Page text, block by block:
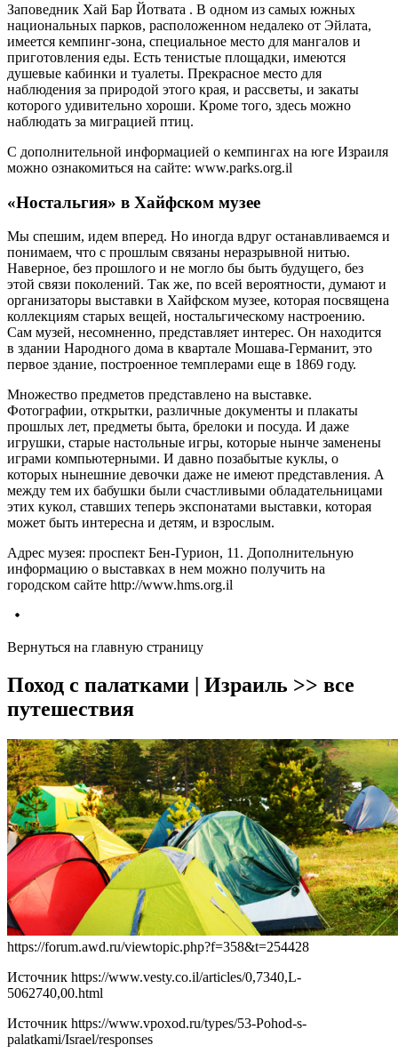
Заповедник Хай Бар Йотвата . В одном из самых южных
национальных парков, расположенном недалеко от Эйлата,
имеется кемпинг-зона, специальное место для мангалов и
приготовления еды. Есть тенистые площадки, имеются
душевые кабинки и туалеты. Прекрасное место для
наблюдения за природой этого края, и рассветы, и закаты
которого удивительно хороши. Кроме того, здесь можно
наблюдать за миграцией птиц.
С дополнительной информацией о кемпингах на юге Израиля
можно ознакомиться на сайте: www.parks.org.il
«Ностальгия» в Хайфском музее
Мы спешим, идем вперед. Но иногда вдруг останавливаемся и
понимаем, что с прошлым связаны неразрывной нитью.
Наверное, без прошлого и не могло бы быть будущего, без
этой связи поколений. Так же, по всей вероятности, думают и
организаторы выставки в Хайфском музее, которая посвящена
коллекциям старых вещей, ностальгическому настроению.
Сам музей, несомненно, представляет интерес. Он находится
в здании Народного дома в квартале Мошава-Германит, это
первое здание, построенное темплерами еще в 1869 году.
Множество предметов представлено на выставке.
Фотографии, открытки, различные документы и плакаты
прошлых лет, предметы быта, брелоки и посуда. И даже
игрушки, старые настольные игры, которые нынче заменены
играми компьютерными. И давно позабытые куклы, о
которых нынешние девочки даже не имеют представления. А
между тем их бабушки были счастливыми обладательницами
этих кукол, ставших теперь экспонатами выставки, которая
может быть интересна и детям, и взрослым.
Адрес музея: проспект Бен-Гурион, 11. Дополнительную
информацию о выставках в нем можно получить на
городском сайте http://www.hms.org.il
Вернуться на главную страницу
Поход с палатками | Израиль >> все
путешествия
https://forum.awd.ru/viewtopic.php?f=358&t=254428
Источник https://www.vesty.co.il/articles/0,7340,L-
5062740,00.html
Источник https://www.vpoxod.ru/types/53-Pohod-s-
palatkami/Israel/responses